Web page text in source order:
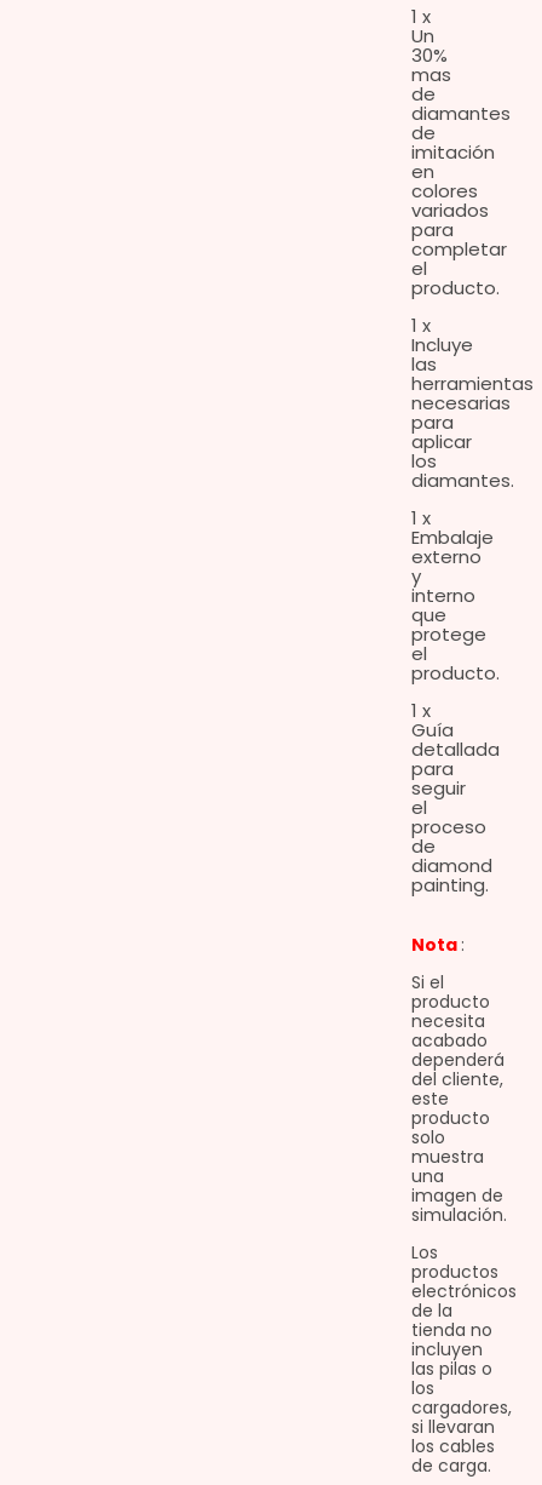
1 x
Un
30%
mas
de
diamantes
de
imitación
en
colores
variados
para
completar
el
producto.
1 x
Incluye
las
herramientas
necesarias
para
aplicar
los
diamantes.
1 x
Embalaje
externo
y
interno
que
protege
el
producto.
1 x
Guía
detallada
para
seguir
el
proceso
de
diamond
painting.
Nota :
Si el
producto
necesita
acabado
dependerá
del cliente,
este
producto
solo
muestra
una
imagen de
simulación.
Los
productos
electrónicos
de la
tienda no
incluyen
las pilas o
los
cargadores,
si llevaran
los cables
de carga.